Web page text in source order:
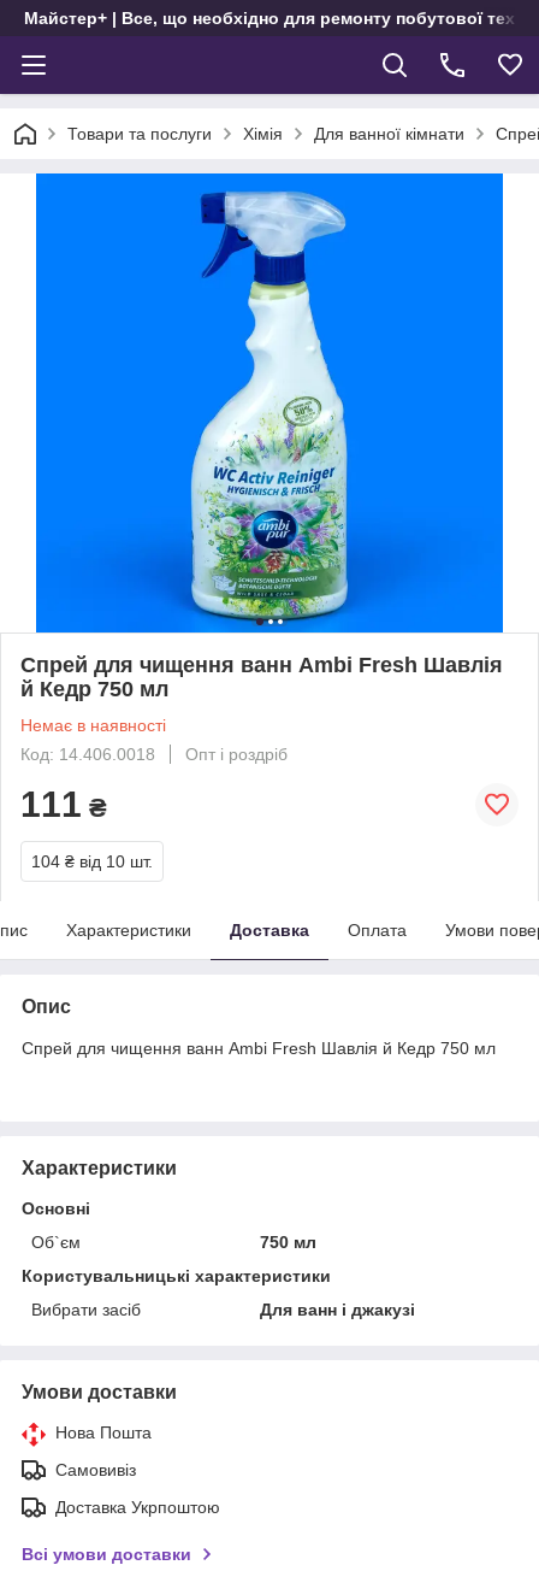
Майстер+ | Все, що необхідно для ремонту побутової
Товари та послуги Хімія Для ванної кімнати
Спрей для чищення ванн Ambi Fresh Шавлія
й Кедр 750 мл
Немає в наявності
Код: 14.406.0018
Опт і роздріб
111 ₴
104 ₴ від 10 шт.
Характеристики Доставка Оплата Умови
Опис
Спрей для чищення ванн Ambi Fresh Шавлія й Кедр 750 мл
Характеристики
Основні
Об`єм
750 мл
Користувальницькі характеристики
Вибрати засіб
Для ванн і джакузі
Умови доставки
Нова Пошта
Самовивіз
Доставка Укрпоштою
Всі умови доставки